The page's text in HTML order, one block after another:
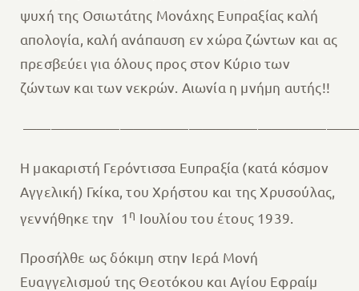
ψυχή της Οσιωτάτης Μονάχης Ευπραξίας καλή
απολογία, καλή ανάπαυση εν χώρα ζώντων και ας
πρεσβεύει για όλους προς στον Κύριο των
ζώντων και των νεκρών. Αιωνία η μνήμη αυτής!!
Η μακαριστή Γερόντισσα Ευπραξία (κατά κόσμον
Αγγελική) Γκίκα, του Χρήστου και της Χρυσούλας,
γεννήθηκε την 1 η Ιουλίου του έτους 1939.
Προσήλθε ως δόκιμη στην Ιερά Μονή
Ευαγγελισμού της Θεοτόκου και Αγίου Εφραίμ